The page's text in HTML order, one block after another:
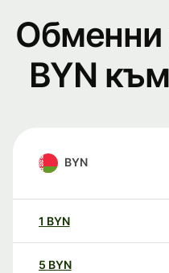
Обменни
BYN
BYN
1 BYN
5 BYN